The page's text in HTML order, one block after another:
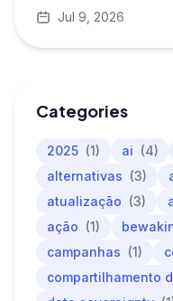
Jul 9, 2026
Categories
2025 (1) ai (4)
alternativas (3)
atualização (3)
ação (1)
campanhas (1)
compartilhamento